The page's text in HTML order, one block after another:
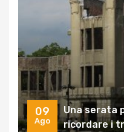
09
Ago
Una serata
ricordare i